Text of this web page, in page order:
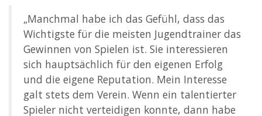
„Manchmal habe ich das Gefühl, dass das
Wichtigste für die meisten Jugendtrainer das
Gewinnen von Spielen ist. Sie interessieren
sich hauptsächlich für den eigenen Erfolg
und die eigene Reputation. Mein Interesse
galt stets dem Verein. Wenn ein talentierter
Spieler nicht verteidigen konnte, dann habe